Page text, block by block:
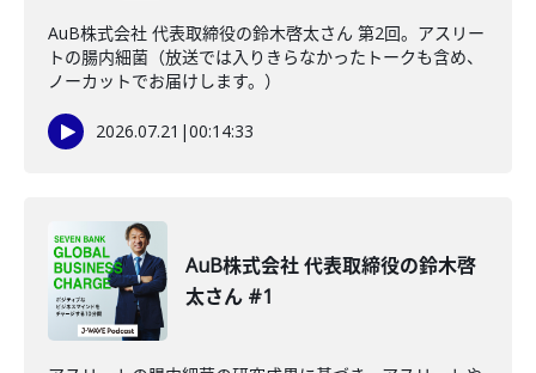
AuB株式会社 代表取締役の鈴木啓太さん 第2回。アスリー
トの腸内細菌（放送では入りきらなかったトークも含め、
ノーカットでお届けします。）
2026.07.21 |00:14:33
AuB株式会社 代表取締役の鈴木啓
太さん #1